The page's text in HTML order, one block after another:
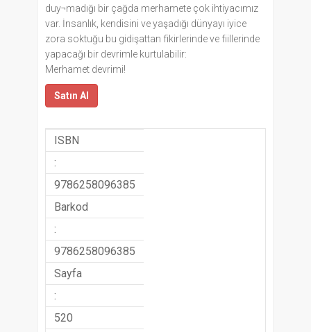
duy¬madığı bir çağda merhamete çok ihtiyacımız
var. İnsanlık, kendisini ve yaşadığı dünyayı iyice
zora soktuğu bu gidişattan fikirlerinde ve fiillerinde
yapacağı bir devrimle kurtulabilir:
Merhamet devrimi!
Satın Al
ISBN
:
9786258096385
Barkod
:
9786258096385
Sayfa
:
520